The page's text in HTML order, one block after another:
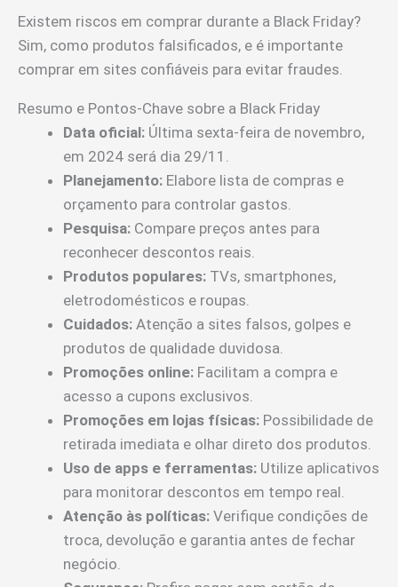
Existem riscos em comprar durante a Black Friday?
Sim, como produtos falsificados, e é importante
comprar em sites confiáveis para evitar fraudes.
Resumo e Pontos-Chave sobre a Black Friday
Data oficial: Última sexta-feira de novembro,
em 2024 será dia 29/11.
Planejamento: Elabore lista de compras e
orçamento para controlar gastos.
Pesquisa: Compare preços antes para
reconhecer descontos reais.
Produtos populares: TVs, smartphones,
eletrodomésticos e roupas.
Cuidados: Atenção a sites falsos, golpes e
produtos de qualidade duvidosa.
Promoções online: Facilitam a compra e
acesso a cupons exclusivos.
Promoções em lojas físicas: Possibilidade de
retirada imediata e olhar direto dos produtos.
Uso de apps e ferramentas: Utilize aplicativos
para monitorar descontos em tempo real.
Atenção às políticas: Verifique condições de
troca, devolução e garantia antes de fechar
negócio.